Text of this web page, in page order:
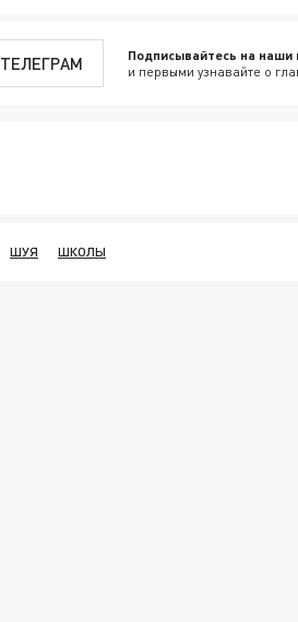
ТЕЛЕГРАМ Подписывайтесь на наши
и первыми узнавайте о
ШУЯ ШКОЛЫ